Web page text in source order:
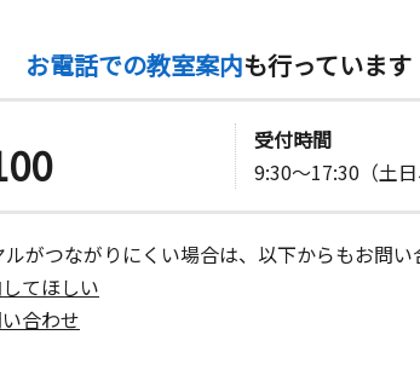
お電話での教室案内も行っています
受付時間
9:30～17:30（土日
がつながりにくい場合は、以下からもお問い
てほしい
合わせ